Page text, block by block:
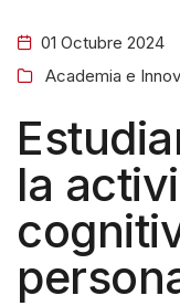
01 Octubre 2024
Academia e
la